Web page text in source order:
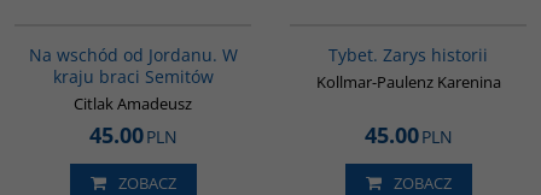
Na wschód od Jordanu. W
kraju braci Semitów
Citlak Amadeusz
45.00PLN
ZOBACZ
Tybet. Zarys historii
Kollmar-Paulenz Karenina
45.00PLN
ZOBACZ